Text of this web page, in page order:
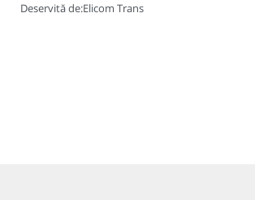
Deservită de:Elicom Trans